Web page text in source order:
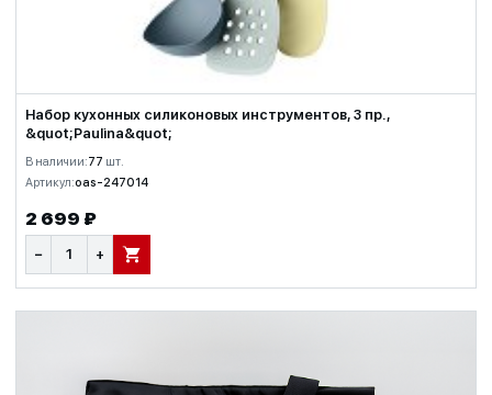
Набор кухонных силиконовых инструментов, 3 пр.,
&quot;Paulina&quot;
В наличии:77 шт.
Артикул:oas-247014
2 699 ₽
− + В КОРЗИНУ